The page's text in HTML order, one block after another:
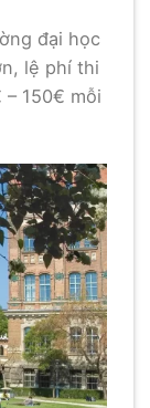
đại học
lệ phí thi
150€ mỗi